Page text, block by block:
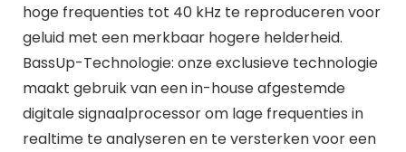
hoge frequenties tot 40 kHz te reproduceren voor
geluid met een merkbaar hogere helderheid.
BassUp-Technologie: onze exclusieve technologie
maakt gebruik van een in-house afgestemde
digitale signaalprocessor om lage frequenties in
realtime te analyseren en te versterken voor een